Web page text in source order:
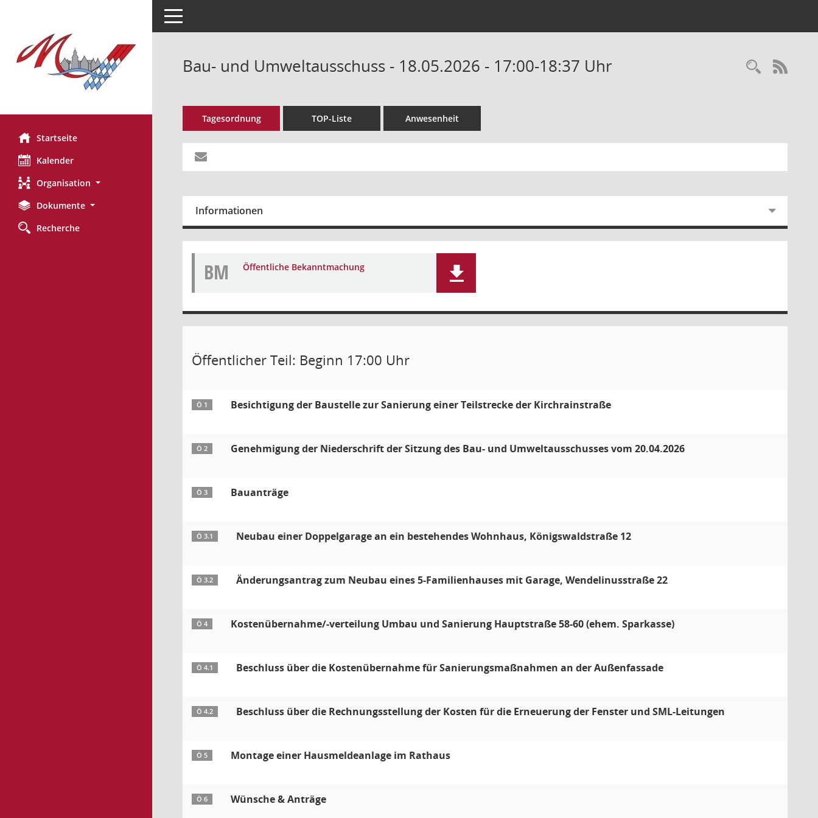
Startseite
Kalender
Organisation
Dokumente
Recherche
Toggle navigation
Bau- und Umweltausschuss - 18.05.2026 - 17:00-18:37 Uhr
Tagesordnung TOP-Liste Anwesenheit
Informationen
BM Öffentliche Bekanntmachung
Öffentlicher Teil: Beginn 17:00 Uhr
Ö 1 Besichtigung der Baustelle zur Sanierung einer Teilstrecke der Kirchrainstraße
Ö 2 Genehmigung der Niederschrift der Sitzung des Bau- und Umweltausschusses vom 20.04.2026
Ö 3 Bauanträge
Ö 3.1 Neubau einer Doppelgarage an ein bestehendes Wohnhaus, Königswaldstraße 12
Ö 3.2 Änderungsantrag zum Neubau eines 5-Familienhauses mit Garage, Wendelinusstraße 22
Ö 4 Kostenübernahme/-verteilung Umbau und Sanierung Hauptstraße 58-60 (ehem. Sparkasse)
Ö 4.1 Beschluss über die Kostenübernahme für Sanierungsmaßnahmen an der Außenfassade
Ö 4.2 Beschluss über die Rechnungsstellung der Kosten für die Erneuerung der Fenster und SML-Leitungen
Ö 5 Montage einer Hausmeldeanlage im Rathaus
Ö 6 Wünsche & Anträge